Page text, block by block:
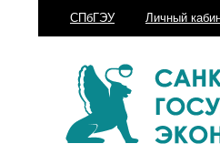
СПбГЭУ Личный